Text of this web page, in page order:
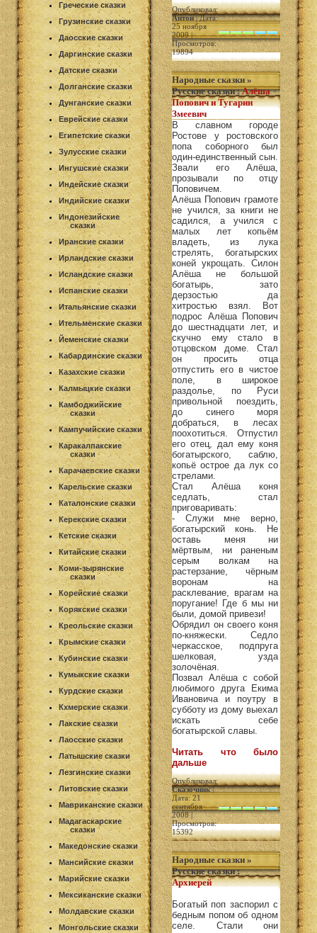
Греческие сказки
Грузинские сказки
Даосские сказки
Даргинские сказки
Датские сказки
Долганские сказки
Дунганские сказки
Еврейские сказки
Египетские сказки
Зулусские сказки
Ингушские сказки
Индейские сказки
Индийские сказки
Индонезийские
сказки
Иранские сказки
Ирландские сказки
Исландские сказки
Испанские сказки
Итальянские сказки
Ительменские сказки
Йеменские сказки
Кабардинские сказки
Казахские сказки
Калмыцкие сказки
Камбоджийские
сказки
Кампучийские сказки
Каракалпакские
сказки
Карачаевские сказки
Карельские сказки
Каталонские сказки
Керекские сказки
Кетские сказки
Китайские сказки
Коми-зырянские
сказки
Корейские сказки
Корякские сказки
Креольские сказки
Крымские сказки
Кубинские сказки
Кумыкские сказки
Курдские сказки
Кхмерские сказки
Лакские сказки
Лаосские сказки
Латышские сказки
Лезгинские сказки
Литовские сказки
Мавриканские сказки
Мадагаскарские
сказки
Македонские сказки
Мансийские сказки
Марийские сказки
Мексиканские сказки
Молдавские сказки
Монгольские сказки
Опубликовал:
Антон| Дата:
25 ноября
2009 |
Просмотров:
19894
Народные сказки »
Русские сказки:Алёша
Попович и Тугарин
Змеевич
В славном городе
Ростове у ростовского
попа соборного был
один-единственный сын.
Звали его Алёша,
прозывали по отцу
Поповичем.
Алёша Попович грамоте
не учился, за книги не
садился, а учился с
малых лет копьём
владеть, из лука
стрелять, богатырских
коней укрощать. Силон
Алёша не большой
богатырь, зато
дерзостью да
хитростью взял. Вот
подрос Алёша Попович
до шестнадцати лет, и
скучно ему стало в
отцовском доме. Стал
он просить отца
отпустить его в чистое
поле, в широкое
раздолье, по Руси
привольной поездить,
до синего моря
добраться, в лесах
поохотиться. Отпустил
его отец, дал ему коня
богатырского, саблю,
копьё острое да лук со
стрелами.
Стал Алёша коня
седлать, стал
приговаривать:
- Служи мне верно,
богатырский конь. Не
оставь меня ни
мёртвым, ни раненым
серым волкам на
растерзание, чёрным
воронам на
расклевание, врагам на
поругание! Где б мы ни
были, домой привези!
Обрядил он своего коня
по-княжески. Седло
черкасское, подпруга
шелковая, узда
золочёная.
Позвал Алёша с собой
любимого друга Екима
Ивановича и поутру в
субботу из дому выехал
искать себе
богатырской славы.
Читать что было
дальше
Опубликовал:
Сказочник|
Дата: 21
сентября
2008 |
Просмотров:
15392
Народные сказки »
Русские сказки:
Архиерей
Богатый поп заспорил с
бедным попом об одном
селе. Стали они